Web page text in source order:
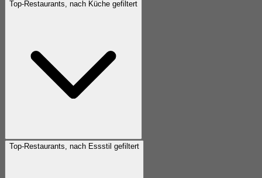
Top-Restaurants, nach Küche gefiltert
Top-Restaurants, nach Essstil gefiltert